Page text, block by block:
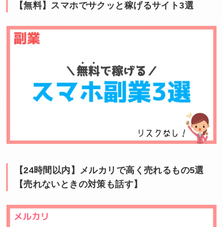
【無料】スマホでサクッと稼げるサイト3選
【24時間以内】メルカリで高く売れるもの5選
【売れないときの対策も話す】